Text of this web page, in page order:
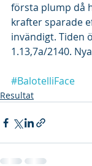
första plump då
krafter sparade
invändigt. Tiden
1.13,7a/2140.
#BalotelliFace
Resultat